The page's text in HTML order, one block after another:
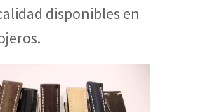
disponibles en